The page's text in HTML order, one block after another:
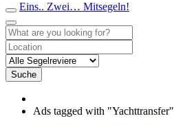
Eins.. Zwei… Mitsegeln!
Suche
Ads tagged with "Yachttransfer"